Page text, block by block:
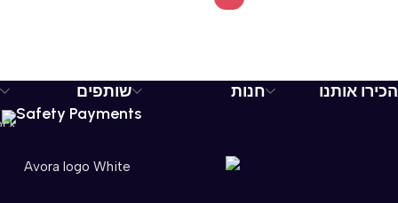
הכירו אותנו חנות
שותפים
Safety Payments